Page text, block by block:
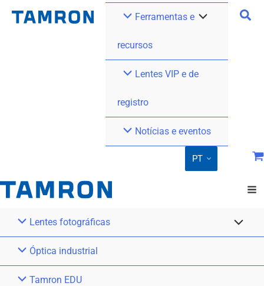
Ferramentas e
recursos
Lentes VIP e de
registro
Notícias e eventos
PT
Lentes fotográficas
Óptica industrial
Tamron EDU